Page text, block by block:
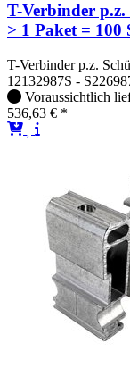
T-Verbinder p.z.
> 1 Paket = 100
T-Verbinder p.z.
12132987S -
Voraussichtlich
536,63 € *